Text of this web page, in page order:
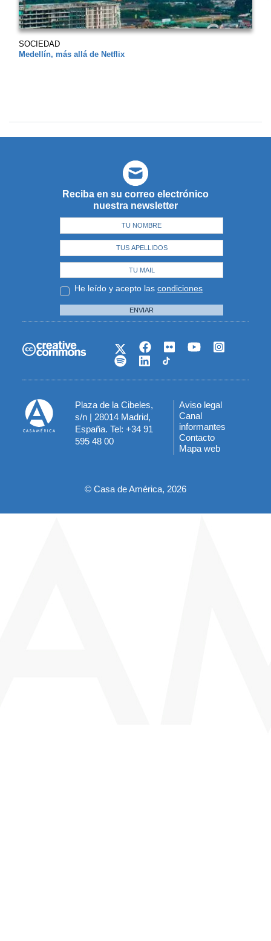
SOCIEDAD
Medellín, más allá de Netflix
Reciba en su correo electrónico
nuestra newsletter
He leído y acepto las condiciones
ENVIAR
Plaza de la Cibeles,
s/n | 28014 Madrid,
España. Tel: +34 91
595 48 00
Menú
del
pie
Aviso legal
Canal
informantes
Contacto
Mapa web
© Casa de América, 2026